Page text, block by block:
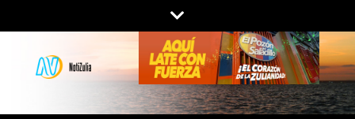
al
contenido
NOTICIAS DEL ZULIA, VENEZUELA Y